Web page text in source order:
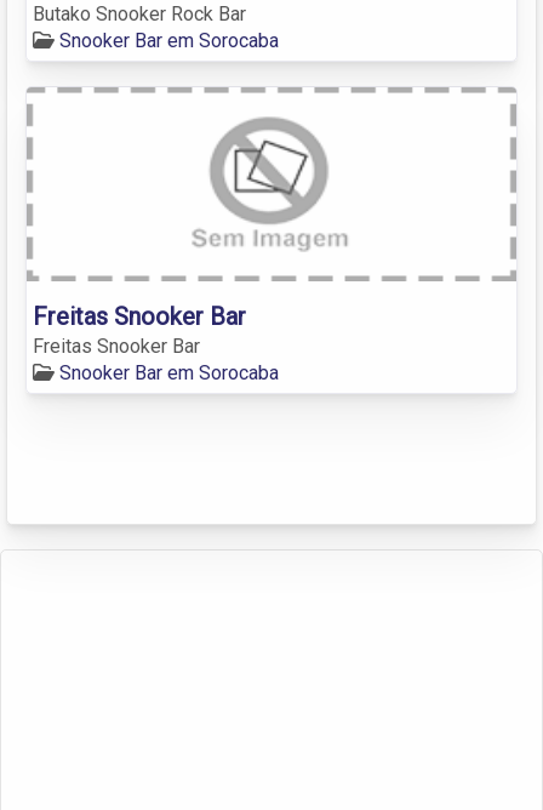
Butako Snooker Rock Bar
Snooker Bar em Sorocaba
Freitas Snooker Bar
Freitas Snooker Bar
Snooker Bar em Sorocaba